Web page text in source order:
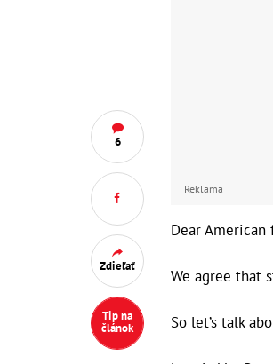
6
Zdieľať
Tip na
článok
Reklama
Dear American
We agree that
So let’s talk